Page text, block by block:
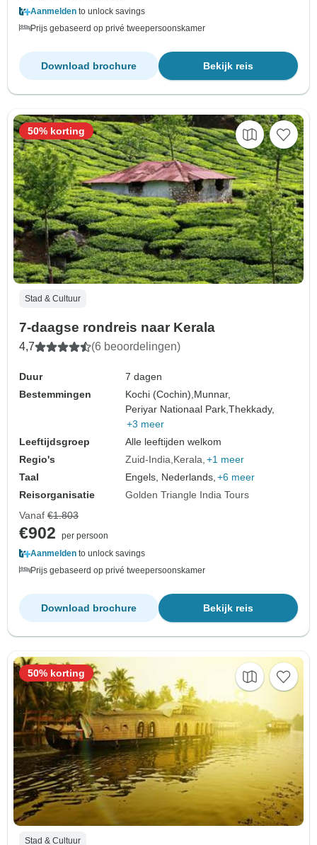
Aanmelden to unlock savings
Prijs gebaseerd op privé tweepersoonskamer
Bekijk reis
Download brochure
Stad & Cultuur
7-daagse rondreis naar Kerala
4,7 (6 beoordelingen)
Duur
7 dagen
Bestemmingen
Kochi (Cochin), Munnar,
Periyar Nationaal Park,Thekkady,
+3 meer
Leeftijdsgroep
Alle leeftijden welkom
Regio's
Zuid-India Kerala +1 meer
Taal
Engels, Nederlands, +6 meer
Reisorganisatie
Golden Triangle India Tours
50% korting
Vanaf €1.803
€902
per persoon
Aanmelden to unlock savings
Prijs gebaseerd op privé tweepersoonskamer
Bekijk reis
Download brochure
Stad & Cultuur
50% korting